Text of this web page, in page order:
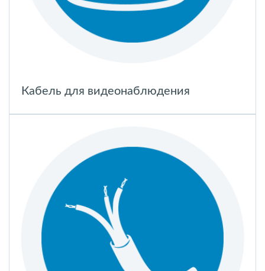
Кабель для видеонаблюдения